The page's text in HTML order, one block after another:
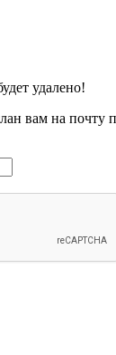
удалено!
вам на почту